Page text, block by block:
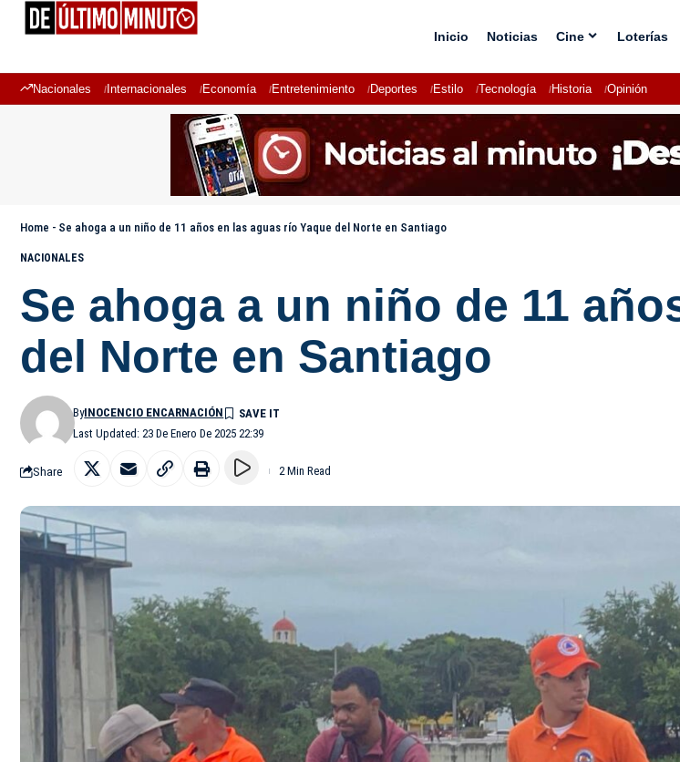
Inicio Noticias Cine Loterías
Nacionales Internacionales Economía Entretenimiento Deportes Estilo Tecnología Historia Opinión
Home - Se ahoga a un niño de 11 años en las aguas río Yaque del Norte en Santiago
NACIONALES
Se ahoga a un niño de 11
del Norte en Santiago
Last Updated: 23 De Enero De 2025 22:39
ByINOCENCIO ENCARNACIÓN
Share 2 Min Read